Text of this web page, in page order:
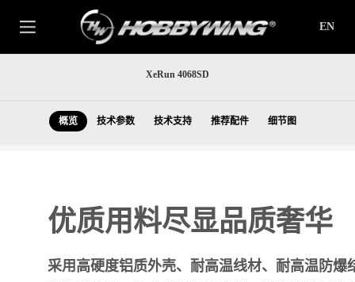
EN
XeRun 4068SD
概览 技术参数 技术支持 推荐配件 细节图
优质用料尽显品质奢华
采用高硬度铝质外壳、耐高温线材、耐高温防爆